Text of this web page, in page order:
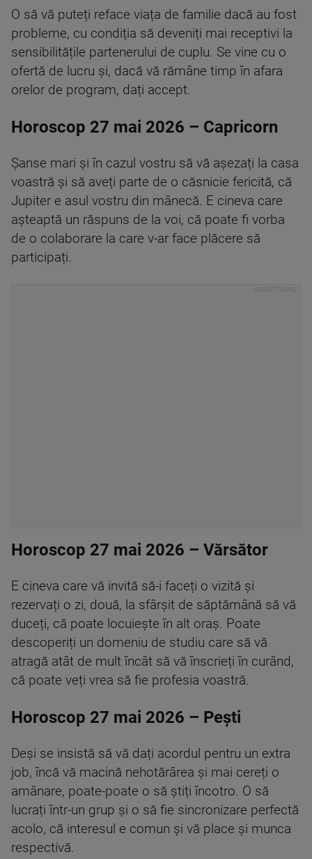
O să vă puteți reface viața de familie dacă au fost
probleme, cu condiția să deveniți mai receptivi la
sensibilitățile partenerului de cuplu. Se vine cu o
ofertă de lucru și, dacă vă rămâne timp în afara
orelor de program, dați accept.
Horoscop 27 mai 2026 – Capricorn
Șanse mari și în cazul vostru să vă așezați la casa
voastră și să aveți parte de o căsnicie fericită, că
Jupiter e asul vostru din mânecă. E cineva care
așteaptă un răspuns de la voi, că poate fi vorba
de o colaborare la care v-ar face plăcere să
participați.
Horoscop 27 mai 2026 – Vărsător
E cineva care vă invită să-i faceți o vizită și
rezervați o zi, două, la sfârșit de săptămână să vă
duceți, că poate locuiește în alt oraș. Poate
descoperiți un domeniu de studiu care să vă
atragă atât de mult încât să vă înscrieți în curând,
că poate veți vrea să fie profesia voastră.
Horoscop 27 mai 2026 – Pești
Deși se insistă să vă dați acordul pentru un extra
job, încă vă macină nehotărârea și mai cereți o
amânare, poate-poate o să știți încotro. O să
lucrați într-un grup și o să fie sincronizare perfectă
acolo, că interesul e comun și vă place și munca
respectivă.